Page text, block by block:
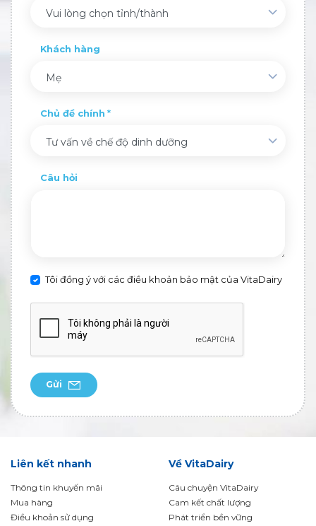
Vui lòng chọn tỉnh/thành
Khách hàng
Mẹ
Chủ đề chính
Tư vấn về chế độ dinh dưỡng
Câu hỏi
Tôi đồng ý với các điều khoản bảo mật của VitaDairy
Gửi
Liên kết nhanh
Thông tin khuyến mãi
Mua hàng
Điều khoản sử dụng
Về VitaDairy
Câu chuyện VitaDairy
Cam kết chất lượng
Phát triển bền vững